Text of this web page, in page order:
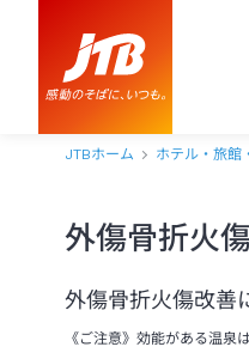
JTBホーム ホテル・旅館
外傷骨折火
外傷骨折火傷改善
《ご注意》効能がある温泉